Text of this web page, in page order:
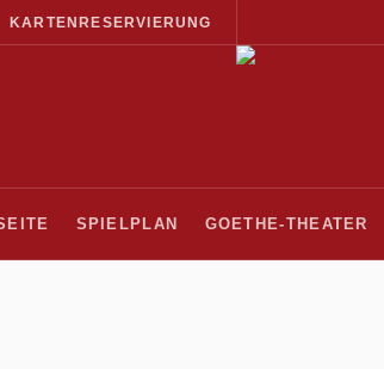
KARTENRESERVIERUNG
SPIELPLAN GOETHE-THEATER